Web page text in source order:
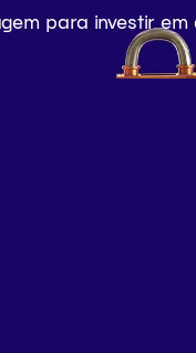
para investir